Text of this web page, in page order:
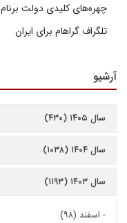
چهره‌های کلیدی دولت برنام
تلگراف گراهام برای ایران
آرشیو
سال ۱۴۰۵ (۴۳۰)
سال ۱۴۰۴ (۱۰۳۸)
سال ۱۴۰۳ (۱۱۹۳)
- اسفند (۹۸)